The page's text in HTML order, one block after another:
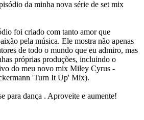
da minha nova série de set mix
foi criado com tanto amor que
pela música. Ele mostra não apenas
de todo o mundo que eu admiro, mas
próprias produções, incluindo o
do meu novo mix Miley Cyrus -
'Turn It Up' Mix).
para dança . Aproveite e aumente!